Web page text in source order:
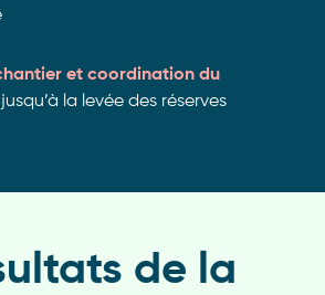
et coordination du
jusqu’à la levée des réserves
de la